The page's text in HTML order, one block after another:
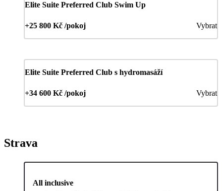
Elite Suite Preferred Club Swim Up
+25 800 Kč /pokoj Vybrat
Elite Suite Preferred Club s hydromasáží
+34 600 Kč /pokoj Vybrat
Strava
All inclusive